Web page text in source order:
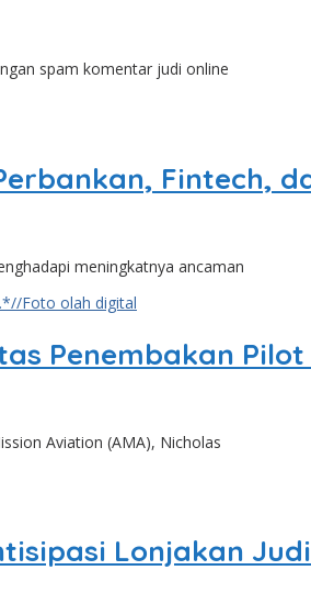
spam komentar judi online
Fintech,
meningkatnya ancaman
Penembakan
Aviation (AMA), Nicholas
Lonjakan